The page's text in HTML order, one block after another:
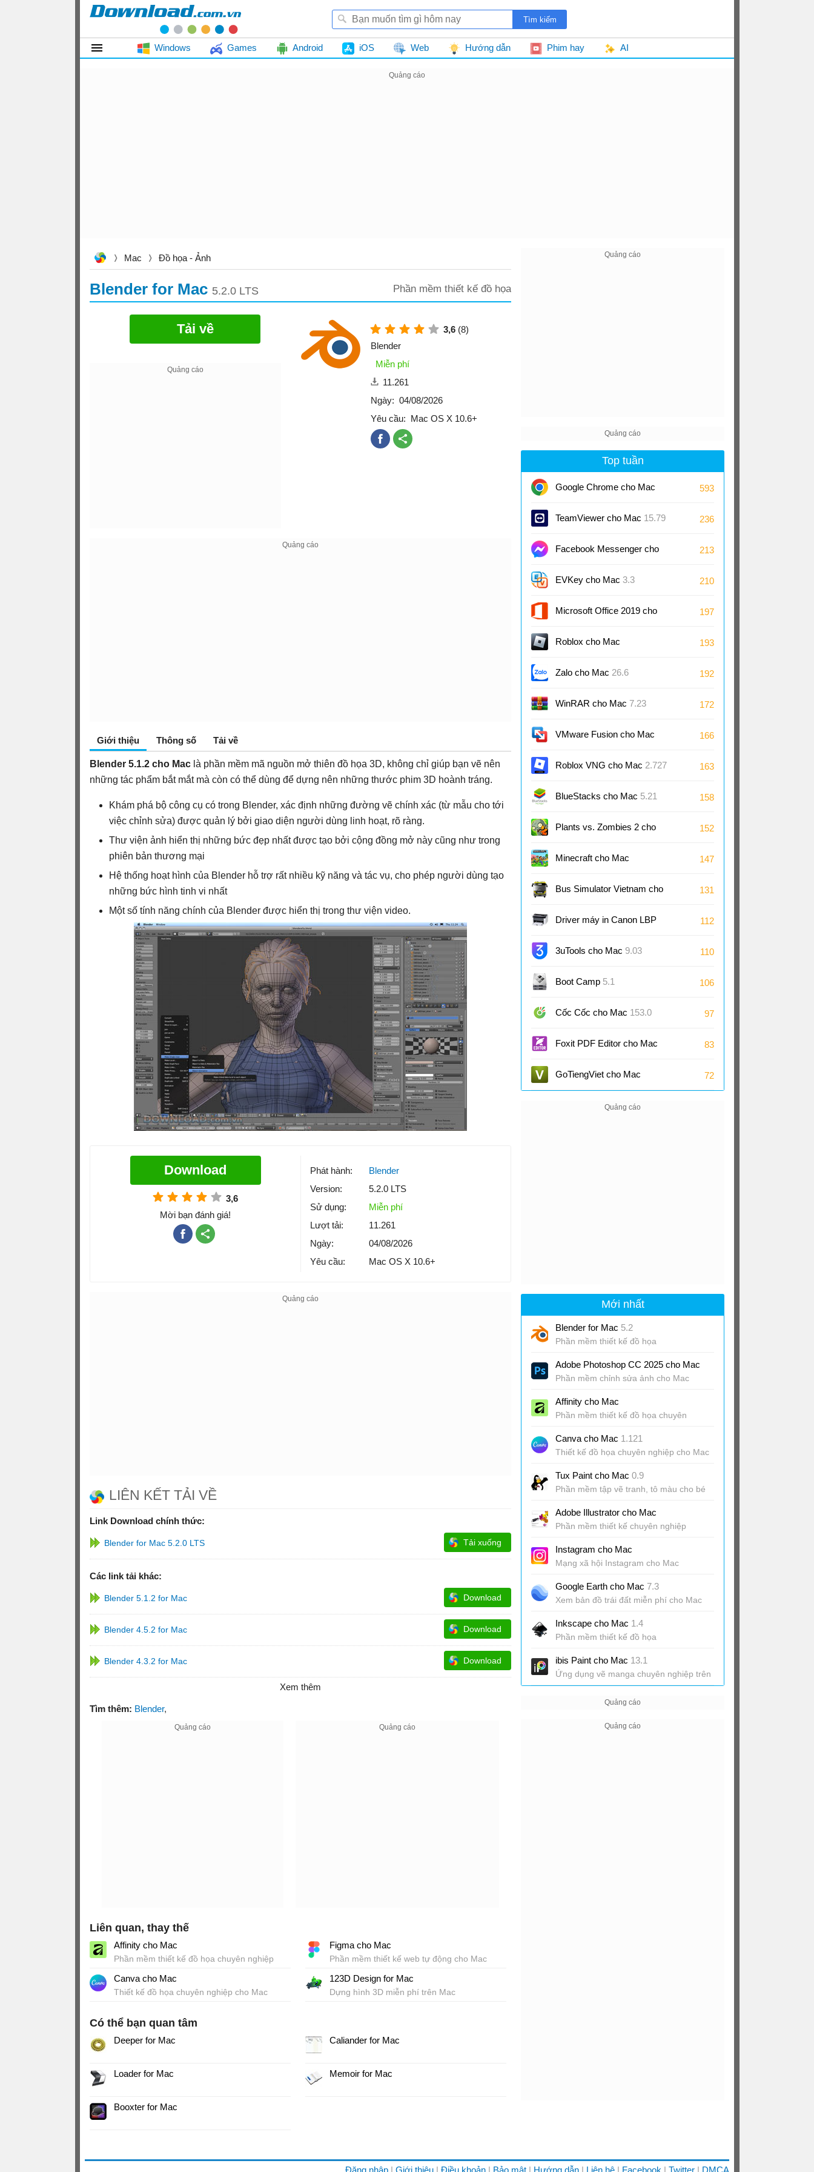
Windows Games Android iOS Web Hướng dẫn Phim hay AI
Mac Đồ họa - Ảnh
Blender for Mac 5.2.0 LTS Phần mềm thiết kế đồ họa
Tải về 3,6 (8)
Blender
Miễn phí
11.261
Ngày: 04/08/2026
Yêu cầu: Mac OS X 10.6+
Giới thiệu Thông số Tải về
Blender 5.1.2 cho Mac là phần mềm mã nguồn mở thiên đồ họa 3D, không chỉ giúp bạn vẽ nên
những tác phẩm bắt mắt mà còn có thể dùng để dựng nên những thước phim 3D hoành tráng.
Khám phá bộ công cụ có trong Blender, xác định những đường vẽ chính xác (từ mẫu cho tới
việc chỉnh sửa) được quản lý bởi giao diện người dùng linh hoạt, rõ ràng.
Thư viện ảnh hiển thị những bức đẹp nhất được tạo bởi cộng đồng mở này cũng như trong
phiên bản thương mại
Hệ thống hoạt hình của Blender hỗ trợ rất nhiều kỹ năng và tác vụ, cho phép người dùng tạo
những bức hình tinh vi nhất
Một số tính năng chính của Blender được hiển thị trong thư viện video.
Download
3,6
Mời bạn đánh giá!
Phát hành:
Blender
Version:
5.2.0 LTS
Sử dụng:
Miễn phí
Lượt tải:
11.261
Ngày:
04/08/2026
Yêu cầu:
Mac OS X 10.6+
LIÊN KẾT TẢI VỀ
Link Download chính thức:
Blender for Mac 5.2.0 LTS Tải xuống
Các link tải khác:
Blender 5.1.2 for Mac Download
Blender 4.5.2 for Mac Download
Blender 4.3.2 for Mac Download
Xem thêm
Tìm thêm: Blender
Liên quan, thay thế
Affinity cho Mac
Phần mềm thiết kế đồ họa chuyên nghiệp
Canva cho Mac
Thiết kế đồ họa chuyên nghiệp cho Mac
Figma cho Mac
Phần mềm thiết kế web tự động cho Mac
123D Design for Mac
Dựng hình 3D miễn phí trên Mac
Có thể bạn quan tâm
Deeper for Mac
Loader for Mac
Booxter for Mac
Caliander for Mac
Memoir for Mac
Top tuần
Google Chrome cho Mac
151
593
TeamViewer cho Mac 15.79 236
Facebook Messenger cho
Mac
213
EVKey cho Mac 3.3 210
Microsoft Office 2019 cho
Mac
197
Roblox cho Mac 193
Zalo cho Mac 26.6 192
WinRAR cho Mac 7.23 172
VMware Fusion cho Mac
13.6
166
Roblox VNG cho Mac 2.727 163
BlueStacks cho Mac 5.21 158
Plants vs. Zombies 2 cho
Mac
152
Minecraft cho Mac 147
Bus Simulator Vietnam cho
Mac
131
Driver máy in Canon LBP
2900/2900B CAPT cho Mac
112
3uTools cho Mac 9.03 110
Boot Camp 5.1 106
Cốc Cốc cho Mac 153.0 97
Foxit PDF Editor cho Mac
2025.2
83
GoTiengViet cho Mac 72
Mới nhất
Blender for Mac 5.2
Phần mềm thiết kế đồ họa
Adobe Photoshop CC 2025 cho Mac
Phần mềm chỉnh sửa ảnh cho Mac
Affinity cho Mac
Phần mềm thiết kế đồ họa chuyên
Canva cho Mac 1.121
Thiết kế đồ họa chuyên nghiệp cho Mac
Tux Paint cho Mac 0.9
Phần mềm tập vẽ tranh, tô màu cho bé
Adobe Illustrator cho Mac
Phần mềm thiết kế chuyên nghiệp
Instagram cho Mac
Mạng xã hội Instagram cho Mac
Google Earth cho Mac 7.3
Xem bản đồ trái đất miễn phí cho Mac
Inkscape cho Mac 1.4
Phần mềm thiết kế đồ họa
ibis Paint cho Mac 13.1
Ứng dụng vẽ manga chuyên nghiệp trên
Mac
Đăng nhập Giới thiệu Điều khoản Bảo mật Hướng dẫn Liên hệ Facebook Twitter DMCA